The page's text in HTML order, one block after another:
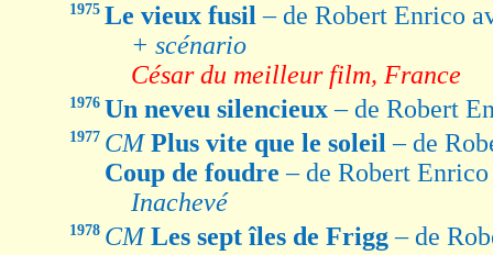
1975 Le vieux fusil– de Robert Enrico
+ scénario
César du meilleur film, France
1976 Un neveu silencieux– de Robert
1977 CM Plus vite que le soleil– de
Coup de foudre– de Robert
Inachevé
1978 CM Les sept îles de Frigg– de